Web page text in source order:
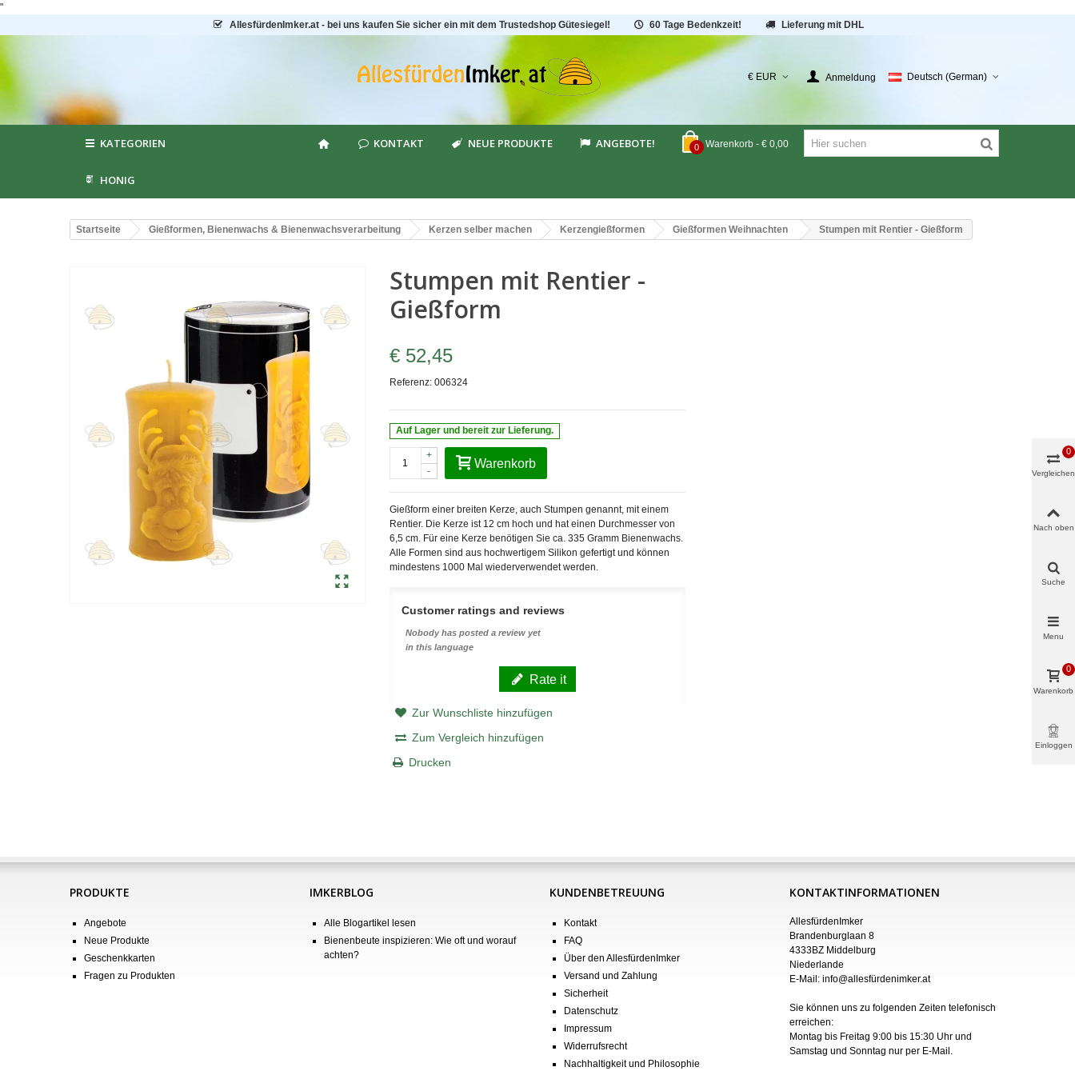
"
AllesfürdenImker.at - bei uns kaufen Sie sicher ein mit dem Trustedshop Gütesiegel!
60 Tage Bedenkzeit! Lieferung mit DHL
€ EUR Anmeldung Deutsch (German)
0 Warenkorb - € 0,00
KATEGORIEN KONTAKT NEUE PRODUKTE ANGEBOTE!
HONIG
Startseite Gießformen, Bienenwachs & Bienenwachsverarbeitung Kerzen selber machen Kerzengießformen Gießformen Weihnachten Stumpen mit Rentier - Gießform
Stumpen mit Rentier -
Gießform
€ 52,45
Referenz: 006324
Auf Lager und bereit zur Lieferung.
-
+
Warenkorb
Gießform einer breiten Kerze, auch Stumpen genannt, mit einem
Rentier. Die Kerze ist 12 cm hoch und hat einen Durchmesser von
6,5 cm. Für eine Kerze benötigen Sie ca. 335 Gramm Bienenwachs.
Alle Formen sind aus hochwertigem Silikon gefertigt und können
mindestens 1000 Mal wiederverwendet werden.
Customer ratings and reviews
Nobody has posted a review yet
in this language
Rate it
Zur Wunschliste hinzufügen
Zum Vergleich hinzufügen
Drucken
PRODUKTE
Angebote
Neue Produkte
Geschenkkarten
Fragen zu Produkten
IMKERBLOG
Alle Blogartikel lesen
Bienenbeute inspizieren: Wie oft und worauf
achten?
KUNDENBETREUUNG
Kontakt
FAQ
Über den AllesfürdenImker
Versand und Zahlung
Sicherheit
Datenschutz
Impressum
Widerrufsrecht
Nachhaltigkeit und Philosophie
KONTAKTINFORMATIONEN
AllesfürdenImker
Brandenburglaan 8
4333BZ Middelburg
Niederlande
E-Mail: info@allesfürdenimker.at
Sie können uns zu folgenden Zeiten telefonisch
erreichen:
Montag bis Freitag 9:00 bis 15:30 Uhr und
Samstag und Sonntag nur per E-Mail .
Vergleichen
0
Nach oben
Suche
Menu
Warenkorb
0
Einloggen